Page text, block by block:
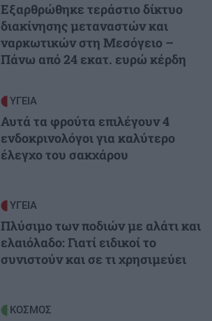
Εξαρθρώθηκε τεράστιο δίκτυο
διακίνησης μεταναστών και
ναρκωτικών στη Μεσόγειο –
Πάνω από 24 εκατ. ευρώ κέρδη
ΥΓΕΙΑ
Αυτά τα φρούτα επιλέγουν 4
ενδοκρινολόγοι για καλύτερο
έλεγχο του σακχάρου
ΥΓΕΙΑ
Πλύσιμο των ποδιών με αλάτι και
ελαιόλαδο: Γιατί ειδικοί το
συνιστούν και σε τι χρησιμεύει
ΚΟΣΜΟΣ